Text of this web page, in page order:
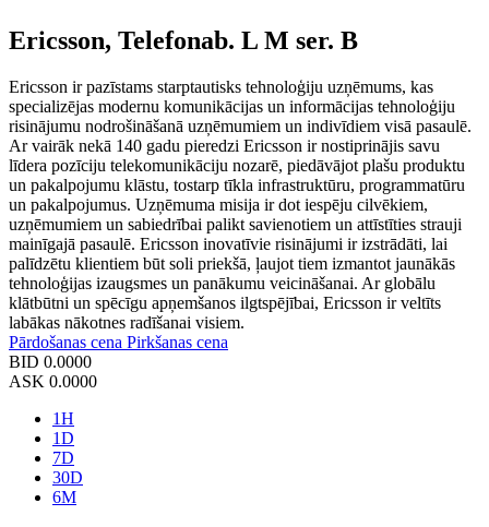
Ericsson, Telefonab. L M ser. B
Ericsson ir pazīstams starptautisks tehnoloģiju uzņēmums, kas
specializējas modernu komunikācijas un informācijas tehnoloģiju
risinājumu nodrošināšanā uzņēmumiem un indivīdiem visā pasaulē.
Ar vairāk nekā 140 gadu pieredzi Ericsson ir nostiprinājis savu
līdera pozīciju telekomunikāciju nozarē, piedāvājot plašu produktu
un pakalpojumu klāstu, tostarp tīkla infrastruktūru, programmatūru
un pakalpojumus. Uzņēmuma misija ir dot iespēju cilvēkiem,
uzņēmumiem un sabiedrībai palikt savienotiem un attīstīties strauji
mainīgajā pasaulē. Ericsson inovatīvie risinājumi ir izstrādāti, lai
palīdzētu klientiem būt soli priekšā, ļaujot tiem izmantot jaunākās
tehnoloģijas izaugsmes un panākumu veicināšanai. Ar globālu
klātbūtni un spēcīgu apņemšanos ilgtspējībai, Ericsson ir veltīts
labākas nākotnes radīšanai visiem.
Pārdošanas cena Pirkšanas cena
BID 0.0000
ASK 0.0000
1H
1D
7D
30D
6M